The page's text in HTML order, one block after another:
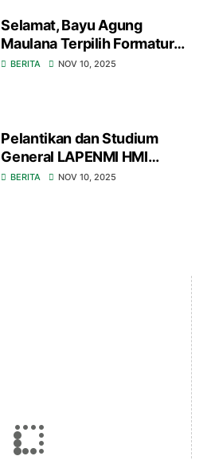
Selamat, Bayu Agung
Maulana Terpilih Formatur
Direktur Eksekutif LAPENMI
BERITA NOV 10, 2025
Pelantikan dan Studium
General LAPENMI HMI
Cabang Bandung: Awali
BERITA NOV 10, 2025